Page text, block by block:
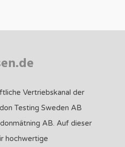
Vertriebskanal der
Testing Sweden AB
AB. Auf dieser
hochwertige